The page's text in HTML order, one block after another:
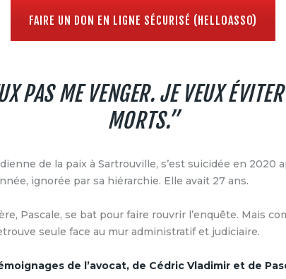
FAIRE UN DON EN LIGNE SÉCURISÉ (HELLOASSO)
PAS ME VENGER. JE VEUX
MORTS.”
de la paix à Sartrouville, s’est suicidée en 2020
ignorée par sa hiérarchie. Elle avait 27 ans.
Pascale, se bat pour faire rouvrir l’enquête. Mais
seule face au mur administratif et judiciaire.
de l’avocat, de Cédric Vladimir et de